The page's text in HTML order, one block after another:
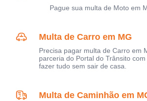
Pague sua multa de Moto em
Multa de Carro em MG
Precisa pagar multa de Carro em
parceria do Portal do Trânsito
fazer tudo sem sair de casa.
Multa de Caminhão em